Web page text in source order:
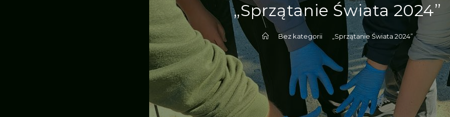
„Sprzątanie Świata 2024”
Bez kategorii „Sprzątanie Świata 2024”